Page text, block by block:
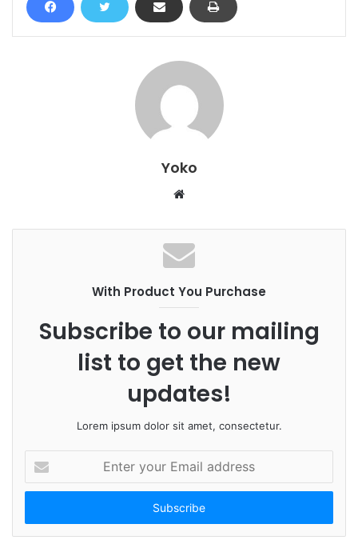
Yoko
b
s
i
t
e
With Product You Purchase
Subscribe to our mailing
list to get the new
updates!
Lorem ipsum dolor sit amet, consectetur.
t
r